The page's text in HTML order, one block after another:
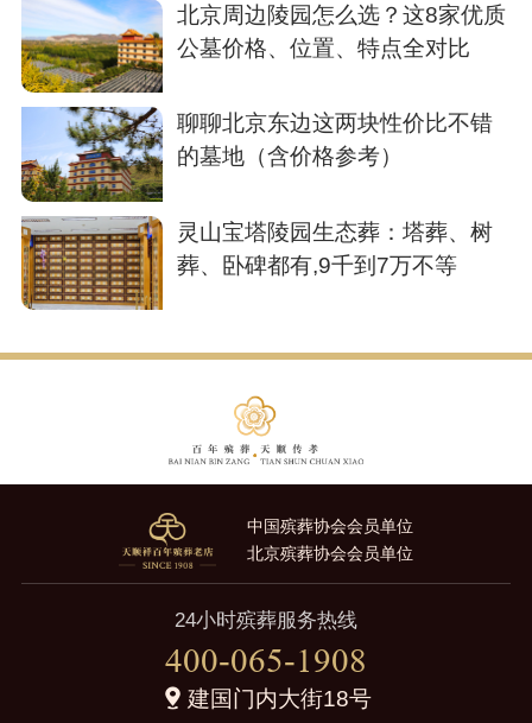
北京周边陵园怎么选？这8家优质
公墓价格、位置、特点全对比
​聊聊北京东边这两块性价比不错
的墓地（含价格参考）
灵山宝塔陵园生态葬：塔葬、树
葬、卧碑都有,9千到7万不等
中国殡葬协会会员单位
北京殡葬协会会员单位
24小时殡葬服务热线
400-065-1908
建国门内大街18号